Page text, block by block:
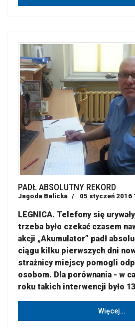
PADŁ ABSOLUTNY REKORD
Jagoda Balicka 05 styczeń 2016
LEGNICA. Telefony się
trzeba było czekać czasem
akcji „Akumulator” padł
ciągu kilku pierwszych dni
strażnicy miejscy pomogli
osobom. Dla porównania - w
roku takich interwencji było
Więcej…